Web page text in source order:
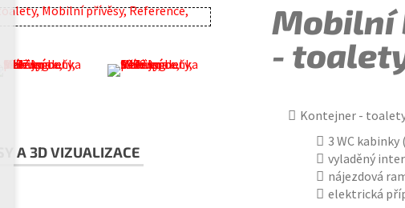
Mobilní
-
Kontejner -
3 WC
vyladěný
nájezdová
elektrická
A 3D VIZUALIZACE